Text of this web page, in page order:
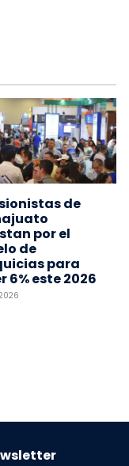
de
por el
de
para
6% este 2026